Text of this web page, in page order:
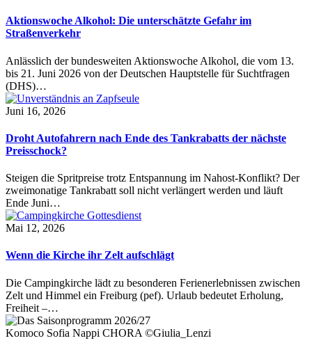
Aktionswoche Alkohol: Die unterschätzte Gefahr im
Straßenverkehr
Anlässlich der bundesweiten Aktionswoche Alkohol, die vom 13.
bis 21. Juni 2026 von der Deutschen Hauptstelle für Suchtfragen
(DHS)…
Juni 16, 2026
Droht Autofahrern nach Ende des Tankrabatts der nächste
Preisschock?
Steigen die Spritpreise trotz Entspannung im Nahost-Konflikt? Der
zweimonatige Tankrabatt soll nicht verlängert werden und läuft
Ende Juni…
Mai 12, 2026
Wenn die Kirche ihr Zelt aufschlägt
Die Campingkirche lädt zu besonderen Ferienerlebnissen zwischen
Zelt und Himmel ein Freiburg (pef). Urlaub bedeutet Erholung,
Freiheit –…
Komoco Sofia Nappi CHORA ©Giulia_Lenzi